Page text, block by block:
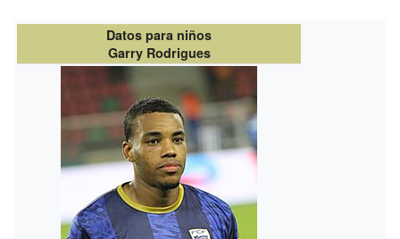
Datos para niños
Garry Rodrigues